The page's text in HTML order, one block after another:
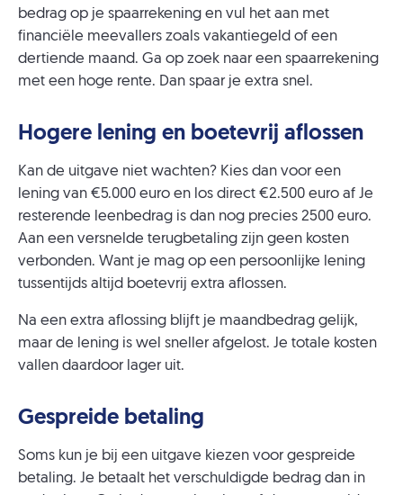
bedrag op je spaarrekening en vul het aan met
financiële meevallers zoals vakantiegeld of een
dertiende maand. Ga op zoek naar een spaarrekening
met een hoge rente. Dan spaar je extra snel.
Hogere lening en boetevrij aflossen
Kan de uitgave niet wachten? Kies dan voor een
lening van €5.000 euro en los direct €2.500 euro af Je
resterende leenbedrag is dan nog precies 2500 euro.
Aan een versnelde terugbetaling zijn geen kosten
verbonden. Want je mag op een persoonlijke lening
tussentijds altijd boetevrij extra aflossen.
Na een extra aflossing blijft je maandbedrag gelijk,
maar de lening is wel sneller afgelost. Je totale kosten
vallen daardoor lager uit.
Gespreide betaling
Soms kun je bij een uitgave kiezen voor gespreide
betaling. Je betaalt het verschuldigde bedrag dan in